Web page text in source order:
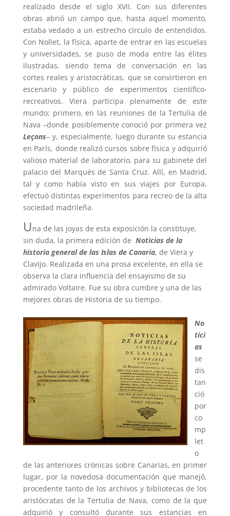
realizado desde el siglo XVII. Con sus diferentes
obras abrió un campo que, hasta aquel momento,
estaba vedado a un estrecho círculo de entendidos.
Con Nollet, la física, aparte de entrar en las escuelas
y universidades, se puso de moda entre las élites
ilustradas, siendo tema de conversación en las
cortes reales y aristocráticas, que se convirtieron en
escenario y público de experimentos científico-
recreativos. Viera participa plenamente de este
mundo; primero, en las reuniones de la Tertulia de
Nava –donde posiblemente conoció por primera vez
Leçons– y, especialmente, luego durante su estancia
en París, donde realizó cursos sobre física y adquirió
valioso material de laboratorio, para su gabinete del
palacio del Marqués de Santa Cruz. Allí, en Madrid,
tal y como había visto en sus viajes por Europa,
efectuó distintas experimentos para recreo de la alta
sociedad madrileña.
Una de las joyas de esta exposición la constituye,
sin duda, la primera edición de Noticias de la
historia general de las Islas de Canaria, de Viera y
Clavijo. Realizada en una prosa excelente, en ella se
observa la clara influencia del ensayismo de su
admirado Voltaire. Fue su obra cumbre y una de las
mejores obras de Historia de su tiempo.
No
tici
as
se
dis
tan
ció
por
co
mp
let
o
de las anteriores crónicas sobre Canarias, en primer
lugar, por la novedosa documentación que manejó,
procedente tanto de los archivos y bibliotecas de los
aristócratas de la Tertulia de Nava, como de la que
adquirió y consultó durante sus estancias en